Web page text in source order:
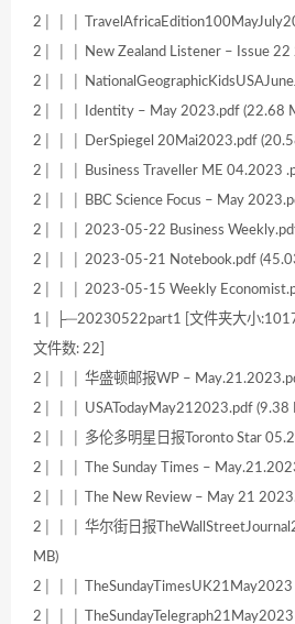
2│ │ │
2│ │ │ New Zealand Listener – Issue
2│ │ │
2│ │ │ Identity – May 2023.pdf (22.68
2│ │ │ DerSpiegel 20Mai2023.pdf
2│ │ │ Business Traveller ME 04.2023
2│ │ │ BBC Science Focus – May
2│ │ │ 2023-05-22 Business
2│ │ │ 2023-05-21 Notebook.pdf
2│ │ │ 2023-05-15 Weekly
1│ ├─20230522part1 [文件夹大小
文件数: 22]
2│ │ │ 华盛顿邮报WP –
2│ │ │ USATodayMay212023.pdf (9.38
2│ │ │ 多伦多明星日报Toronto Star
2│ │ │ The Sunday Times –
2│ │ │ The New Review – May 21
2│ │ │ 华尔街日报
MB)
2│ │ │ TheSundayTimesUK21May2023
2│ │ │